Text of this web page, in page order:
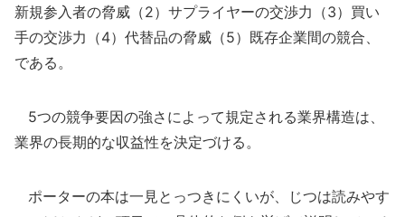
新規参入者の脅威（2）サプライヤーの交渉力（3）買い
手の交渉力（4）代替品の脅威（5）既存企業間の競合、
である。
5つの競争要因の強さによって規定される業界構造は、
業界の長期的な収益性を決定づける。
ポーターの本は一見とっつきにくいが、じつは読みやす